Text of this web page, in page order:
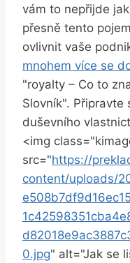
vám to nepřijde
přesně tento
ovlivnit vaše
mnohem více se
"royalty – Co to
Slovník". Připravte
duševního
<img
src="https://
content/uploads/
0.jpg" alt="Jak se